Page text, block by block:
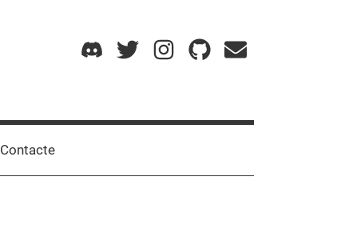
DiscordTwitterInstagramGitHubMail
Contacte